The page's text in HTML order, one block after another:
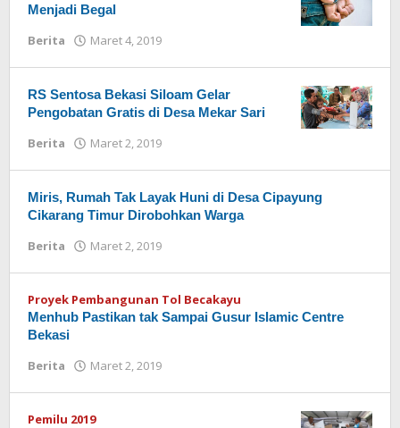
Menjadi Begal
Berita Maret 4, 2019
RS Sentosa Bekasi Siloam Gelar
Pengobatan Gratis di Desa Mekar Sari
Berita Maret 2, 2019
Miris, Rumah Tak Layak Huni di Desa Cipayung
Cikarang Timur Dirobohkan Warga
Berita Maret 2, 2019
Proyek Pembangunan Tol Becakayu
Menhub Pastikan tak Sampai Gusur Islamic Centre
Bekasi
Berita Maret 2, 2019
Pemilu 2019